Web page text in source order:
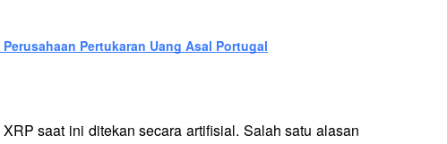
Pertukaran Uang Asal Portugal
saat ini ditekan secara artifisial. Salah satu alasan